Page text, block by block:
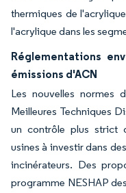
thermiques de
l'acrylique dans les
Réglementations
émissions d'ACN
Les nouvelles normes
Meilleures Techniques
un contrôle plus strict
usines à investir dans
incinérateurs. Des
programme NESHAP